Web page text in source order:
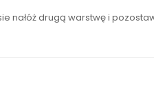
nałóż drugą warstwę i